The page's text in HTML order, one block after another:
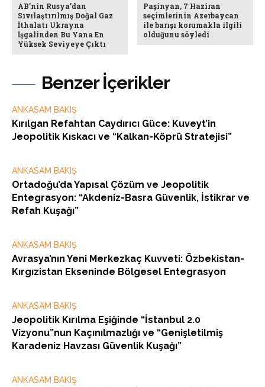
Benzer İçerikler
ANKASAM BAKIŞ
Kırılgan Refahtan Caydırıcı Güce: Kuveyt’in
Jeopolitik Kıskacı ve “Kalkan-Köprü Stratejisi”
ANKASAM BAKIŞ
Ortadoğu’da Yapısal Çözüm ve Jeopolitik
Entegrasyon: “Akdeniz-Basra Güvenlik, İstikrar ve
Refah Kuşağı”
ANKASAM BAKIŞ
Avrasya’nın Yeni Merkezkaç Kuvveti: Özbekistan-
Kırgızistan Ekseninde Bölgesel Entegrasyon
ANKASAM BAKIŞ
Jeopolitik Kırılma Eşiğinde “İstanbul 2.0
Vizyonu”nun Kaçınılmazlığı ve “Genişletilmiş
Karadeniz Havzası Güvenlik Kuşağı”
ANKASAM BAKIŞ
AB’nin Rusya’dan
Sıvılaştırılmış Doğal Gaz
İthalatı Ukrayna
İşgalinden Bu Yana En
Yüksek Seviyeye Çıktı
Paşinyan, 7 Haziran
seçimlerinin Azerbaycan
ile barışı korumakla ilgili
olduğunu söyledi